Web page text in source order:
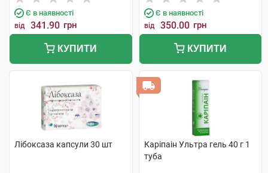
Є в наявності
від 341.90 грн
КУПИТИ
Є в наявності
від 350.00 грн
КУПИТИ
Лібоксаза капсули 30 шт
Каріпаін Ультра гель 40 г 1
туба